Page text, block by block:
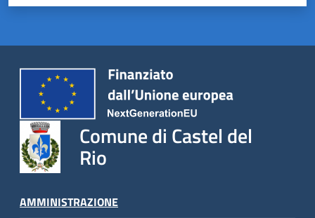
Comune di Castel del
Rio
AMMINISTRAZIONE